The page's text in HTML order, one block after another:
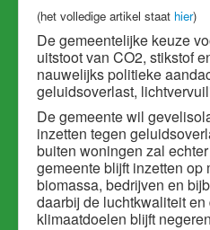
(het volledige artikel staat hier)
De gemeentelijke keuze
uitstoot van CO2, stikstof
nauwelijks politieke
geluidsoverlast,
De gemeente wil
inzetten tegen
buiten woningen zal
gemeente blijft inzetten op
biomassa, bedrijven en
daarbij de luchtkwaliteit
klimaatdoelen blijft